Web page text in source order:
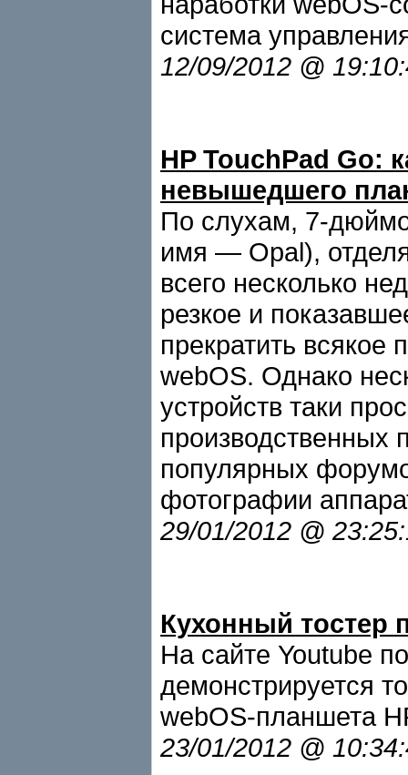
система
12/09/2012 @
HP TouchPad Go:
невышедшего
По слухам, 7-
имя — Opal),
всего несколько
резкое и
прекратить всякое
webOS. Однако
устройств таки
производственных
популярных
фотографии
29/01/2012 @
Кухонный тостер
На сайте Youtube
демонстрируется
webOS-планшета
23/01/2012 @